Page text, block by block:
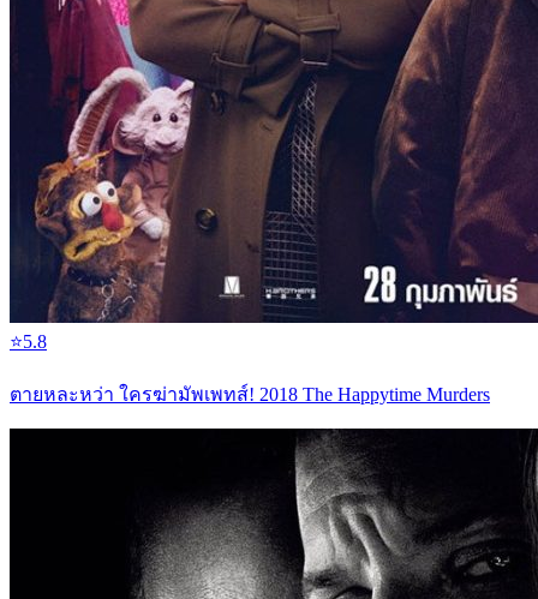
⭐5.8
ตายหละหว่า ใครฆ่ามัพเพทส์! 2018 The Happytime Murders